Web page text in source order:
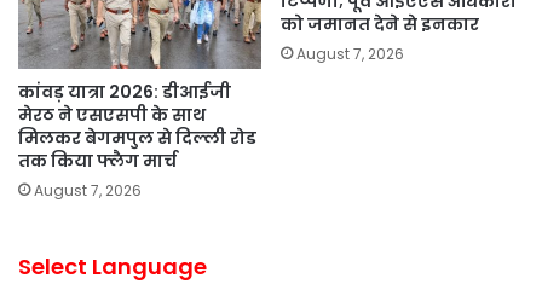
कांवड़ यात्रा 2026: डीआईजी
मेरठ ने एसएसपी के साथ
मिलकर बेगमपुल से दिल्ली रोड
तक किया फ्लैग मार्च
August 7, 2026
को जमानत देने से इनकार
August 7, 2026
Select Language